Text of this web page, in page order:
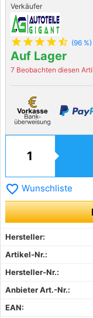
Verkäufer
star star star star star_half (96 %)
Auf Lager
7 Beobachten diesen
favorite_border Wunschliste
Hersteller:
Artikel-Nr.:
Hersteller-Nr.:
Anbieter Art.-Nr.:
EAN: